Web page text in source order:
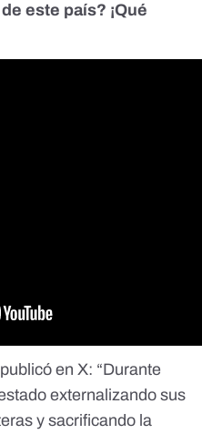
este país? ¡Qué
en X: “Durante
externalizando sus
y sacrificando la